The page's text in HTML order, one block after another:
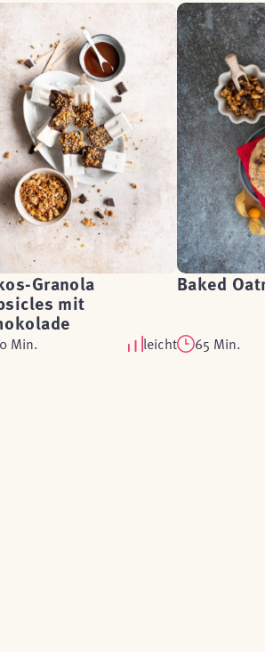
Granola
mit
Min. leicht
Baked
65 Min.